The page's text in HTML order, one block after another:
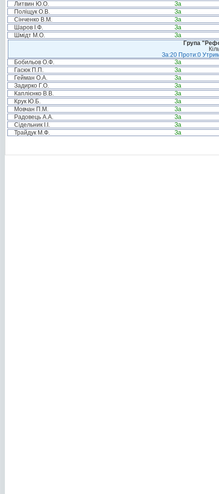
Литвин Ю.О.
За
Поліщук О.В.
За
Сінченко В.М.
За
Шаров І.Ф.
За
Шмідт М.О.
За
Група
За:20 Проти:0
Бобильов О.Ф.
За
Гасюк П.П.
За
Гейман О.А.
За
Задирко Г.О.
За
Каплієнко В.В.
За
Крук Ю.Б.
За
Мовчан П.М.
За
Радовець А.А.
За
Сідельник І.І.
За
Трайдук М.Ф.
За